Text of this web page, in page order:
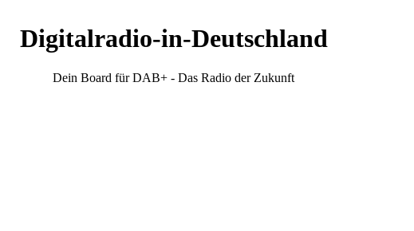
Digitalradio-in-Deutschland
Dein Board für DAB+ - Das Radio der Zukunft